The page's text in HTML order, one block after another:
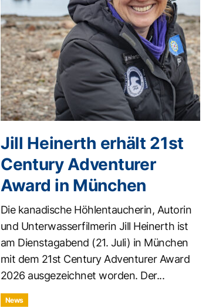
Jill Heinerth erhält 21st
Century Adventurer
Award in München
Die kanadische Höhlentaucherin, Autorin
und Unterwasserfilmerin Jill Heinerth ist
am Dienstagabend (21. Juli) in München
mit dem 21st Century Adventurer Award
2026 ausgezeichnet worden. Der...
News